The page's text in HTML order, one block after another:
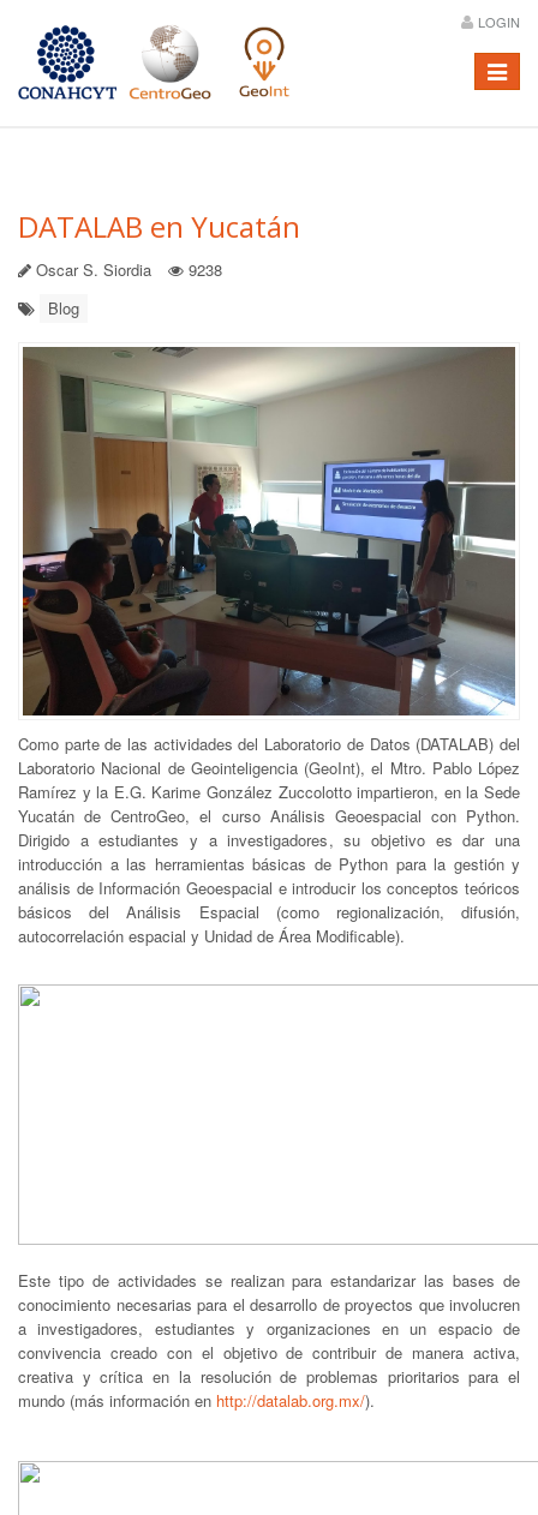
LOGIN
Menú
DATALAB en Yucatán
Oscar S. Siordia
9238
Blog
Como parte de las actividades del Laboratorio de Datos (DATALAB) del
Laboratorio Nacional de Geointeligencia (GeoInt), el Mtro. Pablo López
Ramírez y la E.G. Karime González Zuccolotto impartieron, en la Sede
Yucatán de CentroGeo, el curso Análisis Geoespacial con Python.
Dirigido a estudiantes y a investigadores, su objetivo es dar una
introducción a las herramientas básicas de Python para la gestión y
análisis de Información Geoespacial e introducir los conceptos teóricos
básicos del Análisis Espacial (como regionalización, difusión,
autocorrelación espacial y Unidad de Área Modificable).
Este tipo de actividades se realizan para estandarizar las bases de
conocimiento necesarias para el desarrollo de proyectos que involucren
a investigadores, estudiantes y organizaciones en un espacio de
convivencia creado con el objetivo de contribuir de manera activa,
creativa y crítica en la resolución de problemas prioritarios para el
mundo (más información en http://datalab.org.mx/).